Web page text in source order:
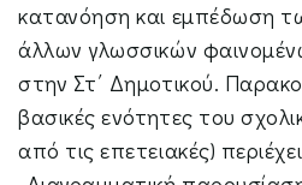
κατανόηση και εμπέδωση
άλλων γλωσσικών
στην Στ΄ Δημοτικού.
βασικές ενότητες του
από τις επετειακές)